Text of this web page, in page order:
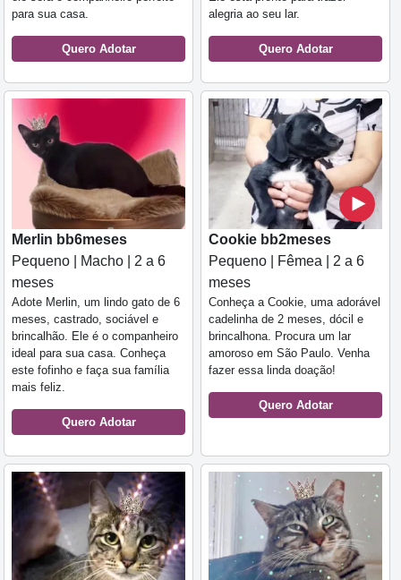
para sua casa.
Quero Adotar
alegria ao seu lar.
Quero Adotar
Merlin bb6meses
Pequeno | Macho | 2 a 6
meses
Adote Merlin, um lindo gato de 6
meses, castrado, sociável e
brincalhão. Ele é o companheiro
ideal para sua casa. Conheça
este fofinho e faça sua família
mais feliz.
Quero Adotar
Cookie bb2meses
Pequeno | Fêmea | 2 a 6
meses
Conheça a Cookie, uma adorável
cadelinha de 2 meses, dócil e
brincalhona. Procura um lar
amoroso em São Paulo. Venha
fazer essa linda doação!
Quero Adotar